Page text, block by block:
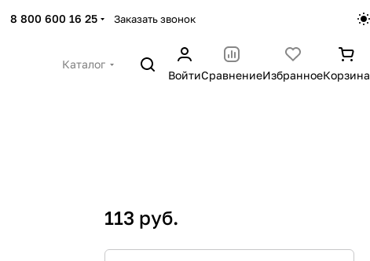
8 800 600 16 25 Заказать звонок
Каталог
ВойтиСравнениеИзбранноеКорзина
113 руб.